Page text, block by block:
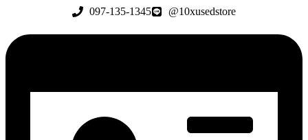
content
097-135-1345 @10xusedstore